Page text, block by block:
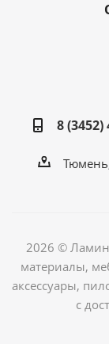
8 (3452)
2026 ©
материалы,
аксессуары,
с